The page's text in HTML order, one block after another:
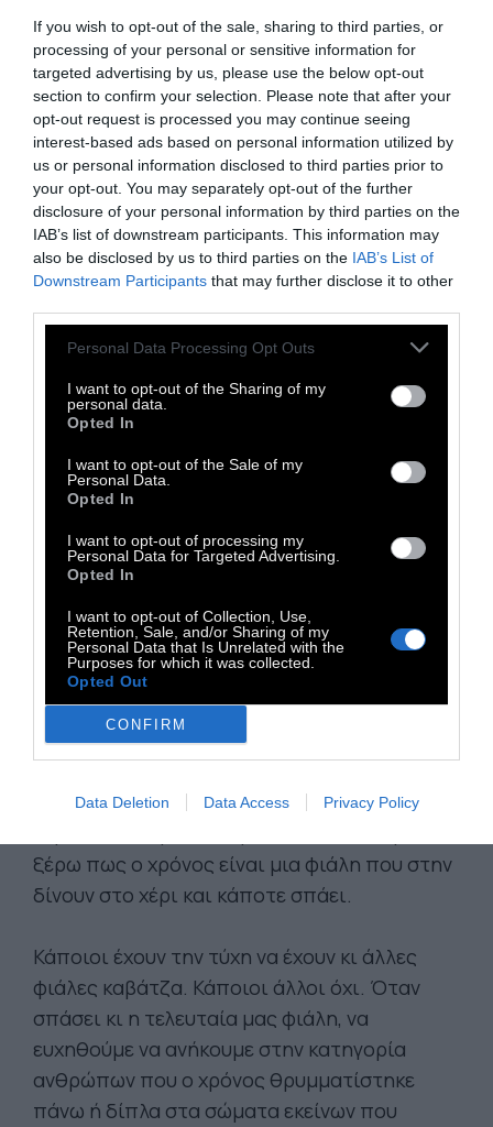
If you wish to opt-out of the sale, sharing to third parties, or
processing of your personal or sensitive information for
targeted advertising by us, please use the below opt-out
section to confirm your selection. Please note that after your
opt-out request is processed you may continue seeing
interest-based ads based on personal information utilized by
us or personal information disclosed to third parties prior to
your opt-out. You may separately opt-out of the further
disclosure of your personal information by third parties on the
IAB’s list of downstream participants. This information may
also be disclosed by us to third parties on the IAB’s List of
Downstream Participants that may further disclose it to other
Personal Data Processing Opt Outs
I want to opt-out of the Sharing of my
personal data.
Opted In
I want to opt-out of the Sale of my
Personal Data.
Opted In
I want to opt-out of processing my
Personal Data for Targeted Advertising.
Opted In
I want to opt-out of Collection, Use,
Retention, Sale, and/or Sharing of my
Personal Data that Is Unrelated with the
Purposes for which it was collected.
Opted Out
CONFIRM
Data Deletion Data Access Privacy Policy
τους -ότι βαφτίζει το κάθε ένα οικογένεια-
και να προσπαθούν να επιμηκύνουν τα
προγνωστικά τους για λίγους μήνες ακόμα.
Ποτέ μέχρι τότε δεν είχα σκεφτεί την
σημαντικότητα ενός μήνα όταν δεν μπορεί
να υπάρξει και παρακάτω.
Διάβασα ανθρώπους που πάσχιζαν για μια
μέρα ακόμα ζωής, ανθρώπους που αυξητικά
ο χρόνος θα μπορούσε να σημάνει την
επιβίωση τους από τον πόλεμο.
Είδα μες το άπειρο μαύρο διάστημα και
εμένα πάνω από ένα τηλέφωνο να ζητάω «να
είχε ζήσει έστω ένα ακόμα απόγευμα να
προλάβαινα να την αποχαιρετήσω». Κι
χρόνους.
Είδα που οδηγούν τα πέντε λεπτά παραπάνω
μέσα στο αμάξι στην είσοδο της
πολυκατοικίας, είδα δύο γυναίκες/δυο
άντρες/δυο ανθρώπους που αγαπιούνται να
παίρνουν κι άλλο χρόνο για να καταλάβουν
το τέλος, είδα λεπτά και δευτερόλεπτα να
ξέρω πως ο χρόνος είναι μια φιάλη που στην
δίνουν στο χέρι και κάποτε σπάει.
Κάποιοι έχουν την τύχη να έχουν κι άλλες
φιάλες καβάτζα. Κάποιοι άλλοι όχι. Όταν
σπάσει κι η τελευταία μας φιάλη, να
ευχηθούμε να ανήκουμε στην κατηγορία
ανθρώπων που ο χρόνος θρυμματίστηκε
πάνω ή δίπλα στα σώματα εκείνων που